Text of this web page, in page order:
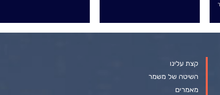
קצת עלינו
השיטה של משמר
מאמרים